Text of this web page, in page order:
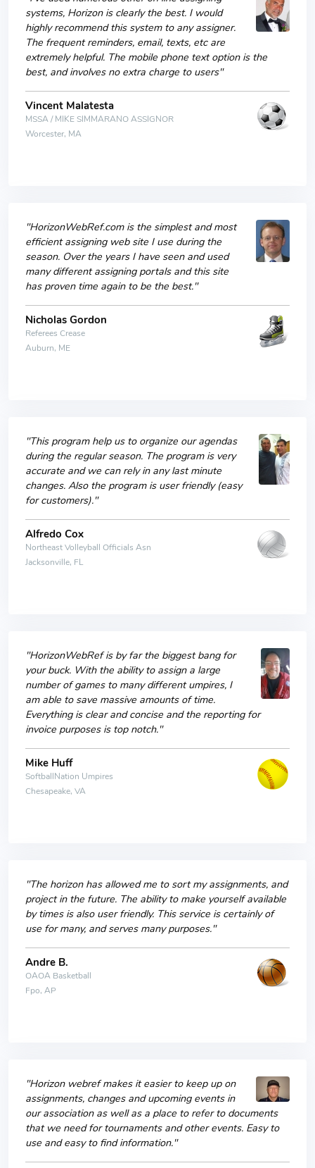
systems, Horizon is clearly the best. I would
highly recommend this system to any assigner.
The frequent reminders, email, texts, etc are
extremely helpful. The mobile phone text option is the
best, and involves no extra charge to users"
Vincent Malatesta
MSSA / MIKE SIMMARANO ASSIGNOR
Worcester, MA
"HorizonWebRef.com is the simplest and most
efficient assigning web site I use during the
season. Over the years I have seen and used
many different assigning portals and this site
has proven time again to be the best."
Nicholas Gordon
Referees Crease
Auburn, ME
"This program help us to organize our agendas
during the regular season. The program is very
accurate and we can rely in any last minute
changes. Also the program is user friendly (easy
for customers)."
Alfredo Cox
Northeast Volleyball Officials Asn
Jacksonville, FL
"HorizonWebRef is by far the biggest bang for
your buck. With the ability to assign a large
number of games to many different umpires, I
am able to save massive amounts of time.
Everything is clear and concise and the reporting for
invoice purposes is top notch."
Mike Huff
SoftballNation Umpires
Chesapeake, VA
"The horizon has allowed me to sort my assignments, and
project in the future. The ability to make yourself available
by times is also user friendly. This service is certainly of
use for many, and serves many purposes."
Andre B.
OAOA Basketball
Fpo, AP
"Horizon webref makes it easier to keep up on
assignments, changes and upcoming events in
our association as well as a place to refer to documents
that we need for tournaments and other events. Easy to
use and easy to find information."